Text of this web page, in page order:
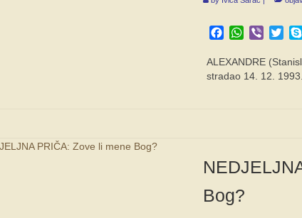
Facebook
WhatsApp
Viber
ALEXANDRE
stradao 14. 12.
Bog?